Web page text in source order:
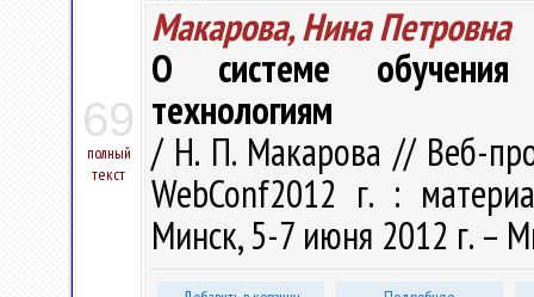
69
полный
текст
Макарова, Нина Петровна
О системе обучения
технологиям
/ Н. П. Макарова // Веб-
WebConf2012 г. :
Минск, 5-7 июня 2012 г. –